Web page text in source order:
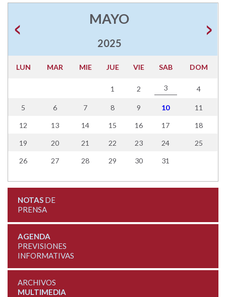
MAYO
2025
LUN MAR MIE JUE VIE SAB DOM
1 2 3 4
5 6 7 8 9 10 11
12 13 14 15 16 17 18
19 20 21 22 23 24 25
26 27 28 29 30 31
NOTASDE
PRENSA
AGENDA
PREVISIONES
INFORMATIVAS
ARCHIVOS
MULTIMEDIA